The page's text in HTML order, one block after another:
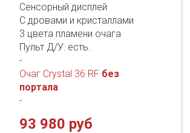
Сенсорный дисплей
С дровами и кристаллами
3 цвета пламени очага
Пульт Д/У: есть.
-
Очаг Crystal 36 RF без
портала
-
93 980 руб